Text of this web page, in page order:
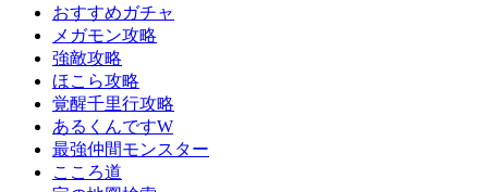
おすすめガチャ
メガモン攻略
強敵攻略
ほこら攻略
覚醒千里行攻略
あるくんですW
最強仲間モンスター
こころ道